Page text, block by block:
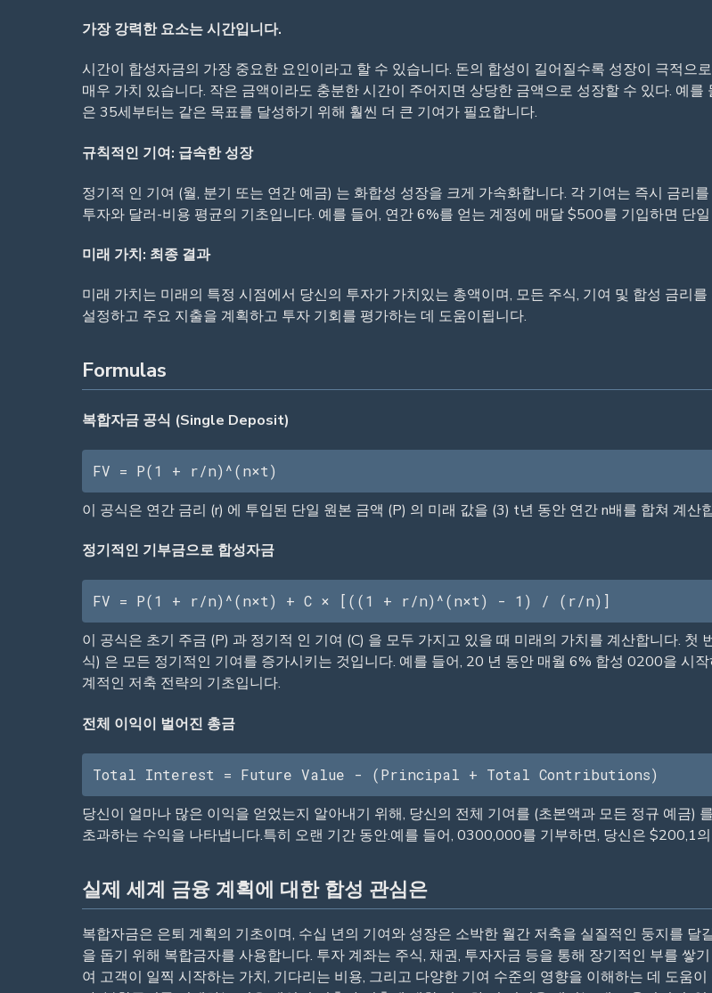
가장 강력한 요소는 시간입니다.
시간이 합성자금의 가장 중요한 요인이라고 할 수 있습니다. 돈의 합성이 길어질수록 성장이 극적으
매우 가치 있습니다. 작은 금액이라도 충분한 시간이 주어지면 상당한 금액으로 성장할 수 있다. 예
은 35세부터는 같은 목표를 달성하기 위해 훨씬 더 큰 기여가 필요합니다.
규칙적인 기여: 급속한 성장
정기적 인 기여 (월, 분기 또는 연간 예금) 는 화합성 성장을 크게 가속화합니다. 각 기여는 즉시 금리
투자와 달러-비용 평균의 기초입니다. 예를 들어, 연간 6%를 얻는 계정에 매달 $500를 기입하면 단
미래 가치: 최종 결과
미래 가치는 미래의 특정 시점에서 당신의 투자가 가치있는 총액이며, 모든 주식, 기여 및 합성 금리
설정하고 주요 지출을 계획하고 투자 기회를 평가하는 데 도움이됩니다.
Formulas
복합자금 공식 (Single Deposit)
FV = P(1 + r/n)^(n×t)
이 공식은 연간 금리 (r) 에 투입된 단일 원본 금액 (P) 의 미래 값을 (3) t년 동안 연간 n배를 합쳐 계
정기적인 기부금으로 합성자금
FV = P(1 + r/n)^(n×t) + C × [((1 + r/n)^(n×t) - 1) / (r/n)]
이 공식은 초기 주금 (P) 과 정기적 인 기여 (C) 을 모두 가지고 있을 때 미래의 가치를 계산합니다.
식) 은 모든 정기적인 기여를 증가시키는 것입니다. 예를 들어, 20 년 동안 매월 6% 합성 0200을 시
계적인 저축 전략의 기초입니다.
전체 이익이 벌어진 총금
Total Interest = Future Value - (Principal + Total Contributions)
당신이 얼마나 많은 이익을 얻었는지 알아내기 위해, 당신의 전체 기여를 (초본액과 모든 정규 예금)
초과하는 수익을 나타냅니다.특히 오랜 기간 동안.예를 들어, 0300,000를 기부하면, 당신은 $200,1
실제 세계 금융 계획에 대한 합성 관심은
복합자금은 은퇴 계획의 기초이며, 수십 년의 기여와 성장은 소박한 월간 저축을 실질적인 둥지를
을 돕기 위해 복합금자를 사용합니다. 투자 계좌는 주식, 채권, 투자자금 등을 통해 장기적인 부를 쌓
여 고객이 일찍 시작하는 가치, 기다리는 비용, 그리고 다양한 기여 수준의 영향을 이해하는 데 도움